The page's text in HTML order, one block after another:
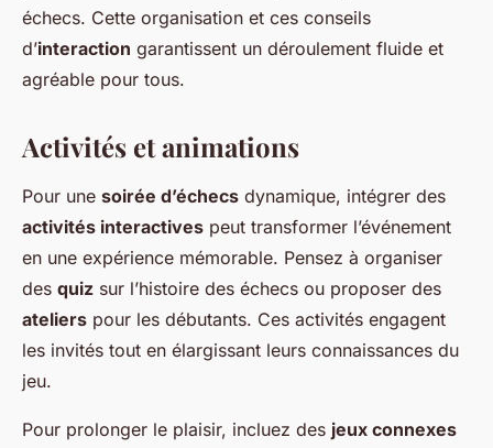
échecs. Cette organisation et ces conseils
d’interaction garantissent un déroulement fluide et
agréable pour tous.
Activités et animations
Pour une soirée d’échecs dynamique, intégrer des
activités interactives peut transformer l’événement
en une expérience mémorable. Pensez à organiser
des quiz sur l’histoire des échecs ou proposer des
ateliers pour les débutants. Ces activités engagent
les invités tout en élargissant leurs connaissances du
jeu.
Pour prolonger le plaisir, incluez des jeux connexes